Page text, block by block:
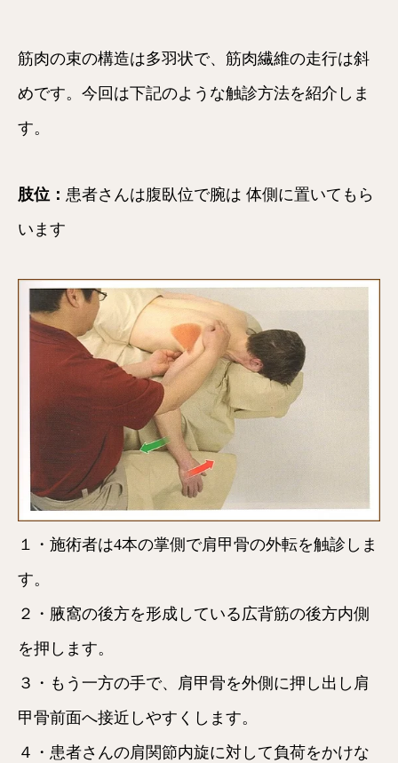
筋肉の束の構造は多羽状で、筋肉繊維の走行は斜
めです。今回は下記のような触診方法を紹介しま
す。
肢位： 患者さんは腹臥位で腕は 体側に置いてもら
います
１・施術者は4本の掌側で肩甲骨の外転を触診しま
す。
２・腋窩の後方を形成している広背筋の後方内側
を押します。
３・もう一方の手で、肩甲骨を外側に押し出し肩
甲骨前面へ接近しやすくします。
４・患者さんの肩関節内旋に対して負荷をかけな